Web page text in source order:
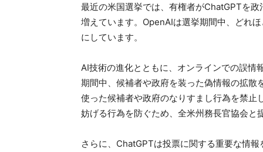
最近の米国選挙では、有権者がChatGPTを
増えています。OpenAIは選挙期間中、どれ
にしています。
AI技術の進化とともに、オンラインでの誤
期間中、候補者や政府を装った偽情報の拡
使った候補者や政府のなりすまし行為を禁
妨げる行為を防ぐため、全米州務長官協会と
さらに、ChatGPTは投票に関する重要な情